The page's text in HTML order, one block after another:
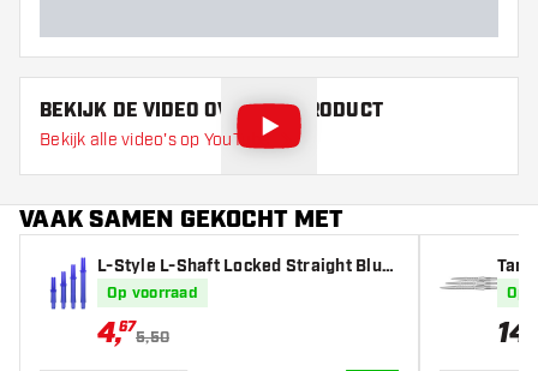
BEKIJK DE VIDEO OVER DIT PRODUCT
Bekijk alle video's op YouTube
VAAK SAMEN GEKOCHT MET
L-Style L-Shaft Locked Straight Blue
- Dart Shafts
Op voorraad
4,67
5,50
erOp
14